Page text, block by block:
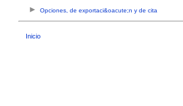
Opciones, de exportaci&oacute;n y de cita
Inicio